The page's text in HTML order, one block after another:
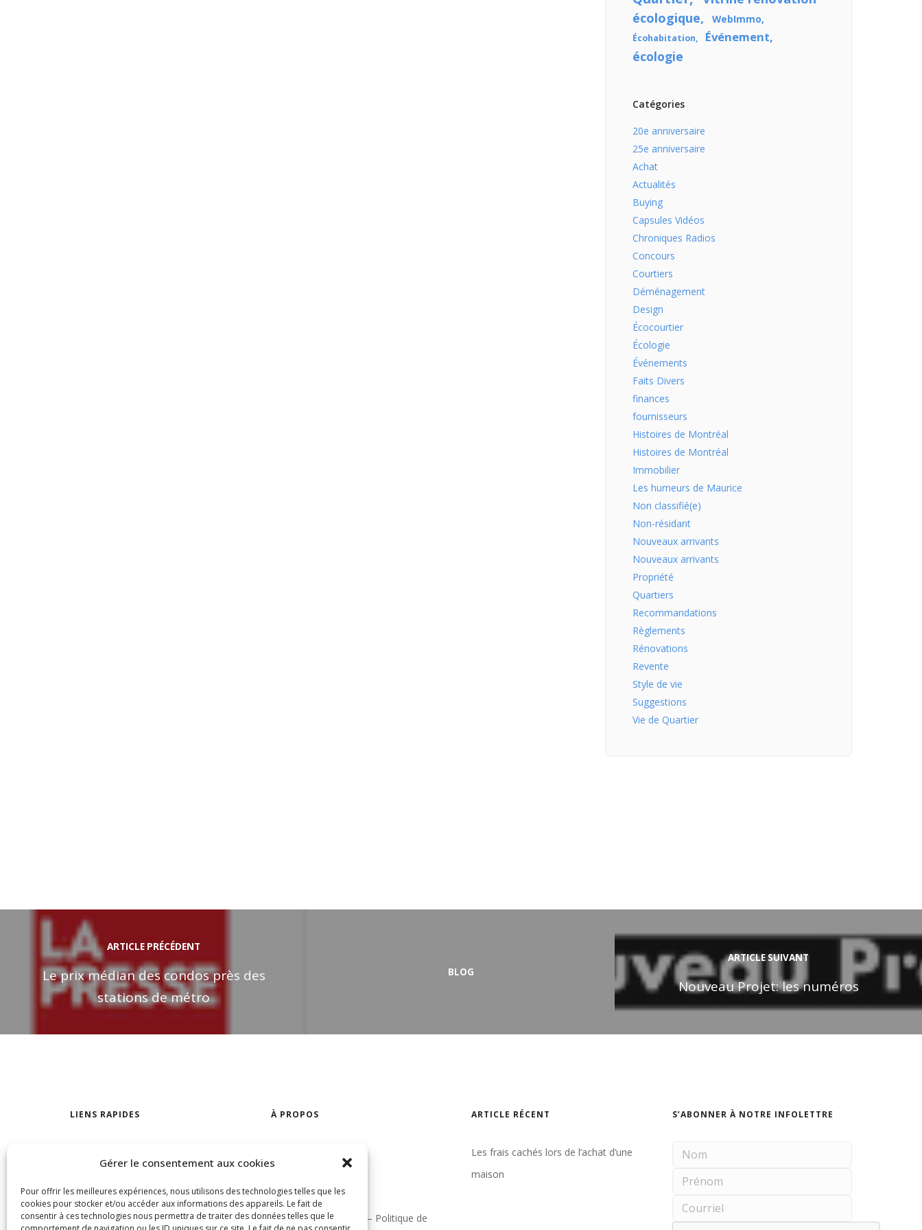
Gérer le consentement aux cookies
Pour offrir les meilleures expériences, nous utilisons des technologies telles que les
cookies pour stocker et/ou accéder aux informations des appareils. Le fait de
consentir à ces technologies nous permettra de traiter des données telles que le
écologique
WebImmo
Écohabitation Événement
écologie
Catégories
20e anniversaire
25e anniversaire
Achat
Actualités
Buying
Capsules Vidéos
Chroniques Radios
Concours
Courtiers
Déménagement
Design
Écocourtier
Écologie
Événements
Faits Divers
finances
fournisseurs
Histoires de Montréal
Histoires de Montréal
Immobilier
Les humeurs de Maurice
Non classifié(e)
Non-résidant
Nouveaux arrivants
Nouveaux arrivants
Propriété
Quartiers
Recommandations
Règlements
Rénovations
Revente
Style de vie
Suggestions
Vie de Quartier
ARTICLE PRÉCÉDENT
Le prix médian des condos près des
stations de métro
BLOG
ARTICLE SUIVANT
Nouveau Projet: les numéros
LIENS RAPIDES
À louer
À PROPOS
Nous joindre
Termes & conditions – Politique de
ARTICLE RÉCENT
Les frais cachés lors de l’achat d’une
maison
S’ABONNER À NOTRE INFOLETTRE